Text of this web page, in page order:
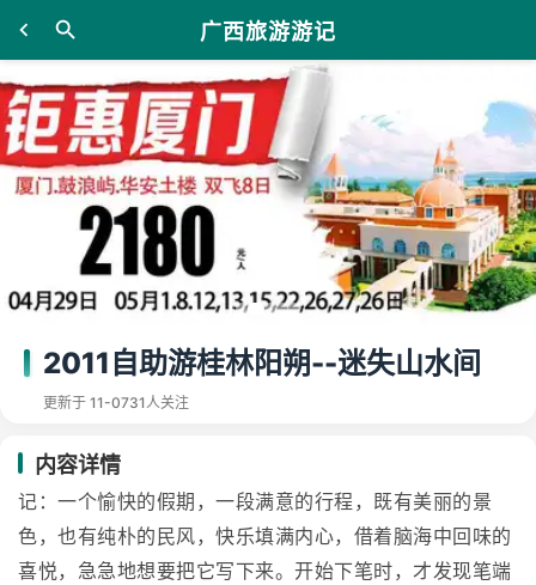
广西旅游游记
2011自助游桂林阳朔--迷失山水间
更新于 11-0731人关注
内容详情
记：一个愉快的假期，一段满意的行程，既有美丽的景
色，也有纯朴的民风，快乐填满内心，借着脑海中回味的
喜悦，急急地想要把它写下来。开始下笔时，才发现笔端